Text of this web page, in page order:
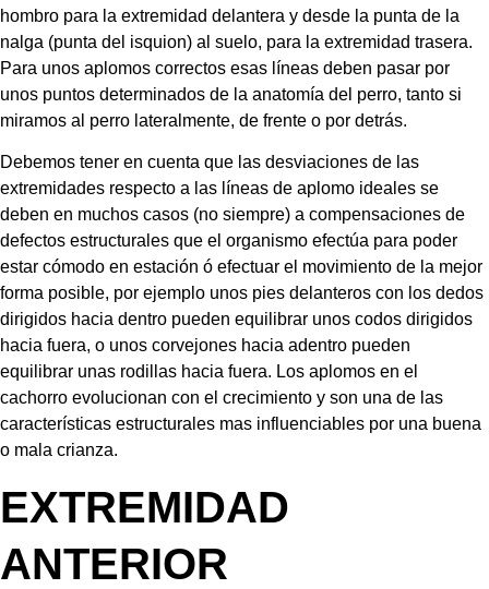
hombro para la extremidad delantera y desde la punta de la
nalga (punta del isquion) al suelo, para la extremidad trasera.
Para unos aplomos correctos esas líneas deben pasar por
unos puntos determinados de la anatomía del perro, tanto si
miramos al perro lateralmente, de frente o por detrás.
Debemos tener en cuenta que las desviaciones de las
extremidades respecto a las líneas de aplomo ideales se
deben en muchos casos (no siempre) a compensaciones de
defectos estructurales que el organismo efectúa para poder
estar cómodo en estación ó efectuar el movimiento de la mejor
forma posible, por ejemplo unos pies delanteros con los dedos
dirigidos hacia dentro pueden equilibrar unos codos dirigidos
hacia fuera, o unos corvejones hacia adentro pueden
equilibrar unas rodillas hacia fuera. Los aplomos en el
cachorro evolucionan con el crecimiento y son una de las
características estructurales mas influenciables por una buena
o mala crianza.
EXTREMIDAD
ANTERIOR